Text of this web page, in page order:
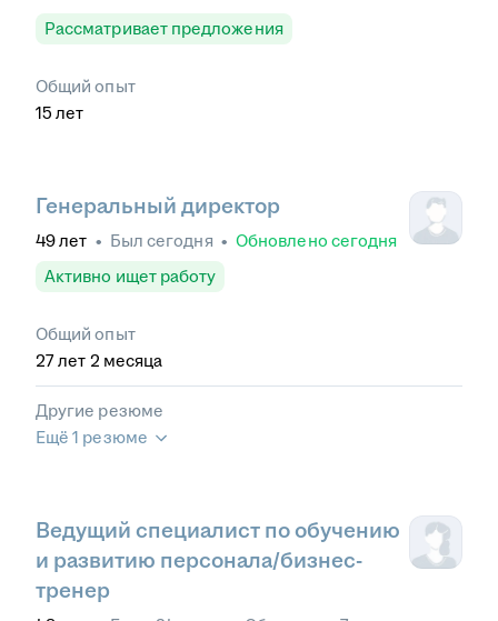
Рассматривает предложения
Общий опыт
15 лет
Генеральный директор
49лет • Был сегодня • Обновлено сегодня
Активно ищет работу
Общий опыт
27лет 2 месяца
Другие резюме
Ещё 1 резюме
Ведущий специалист по обучению
и развитию персонала/бизнес-
тренер